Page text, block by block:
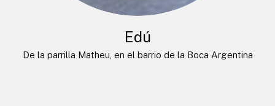
Edú
De la parrilla Matheu, en el barrio de la Boca Argentina